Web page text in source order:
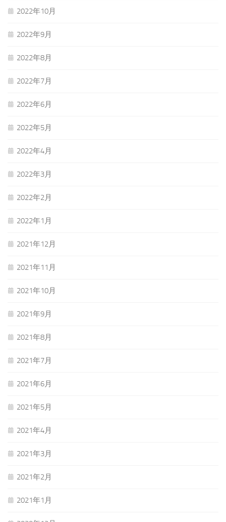
2022年10月
2022年9月
2022年8月
2022年7月
2022年6月
2022年5月
2022年4月
2022年3月
2022年2月
2022年1月
2021年12月
2021年11月
2021年10月
2021年9月
2021年8月
2021年7月
2021年6月
2021年5月
2021年4月
2021年3月
2021年2月
2021年1月